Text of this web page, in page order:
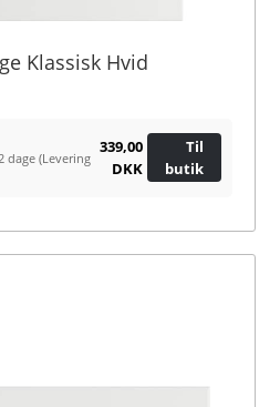
Klassisk Hvid
dage(Levering
339,00
DKK
Til
butik